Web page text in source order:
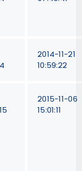
2014-11-21
10:59:22
2015-11-06
15:01:11